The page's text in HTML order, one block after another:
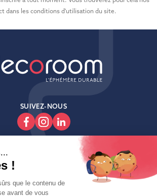
dans les conditions d'utilisation du site.
SUIVEZ-NOUS
